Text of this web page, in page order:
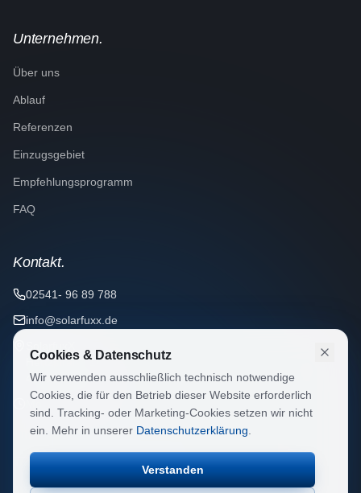
Unternehmen.
Über uns
Ablauf
Referenzen
Einzugsgebiet
Empfehlungsprogramm
FAQ
Kontakt.
02541- 96 89 788
info@solarfuxx.de
Hertzstraße 16
48653 Coesfeld
Mo–Fr 8–18 Uhr
© 2026SolarfuxX. Alle Rechte vorbehalten.
Cookies & Datenschutz
Wir verwenden ausschließlich technisch notwendige
Cookies, die für den Betrieb dieser Website erforderlich
sind. Tracking- oder Marketing-Cookies setzen wir nicht
ein. Mehr in unserer Datenschutzerklärung
Verstanden